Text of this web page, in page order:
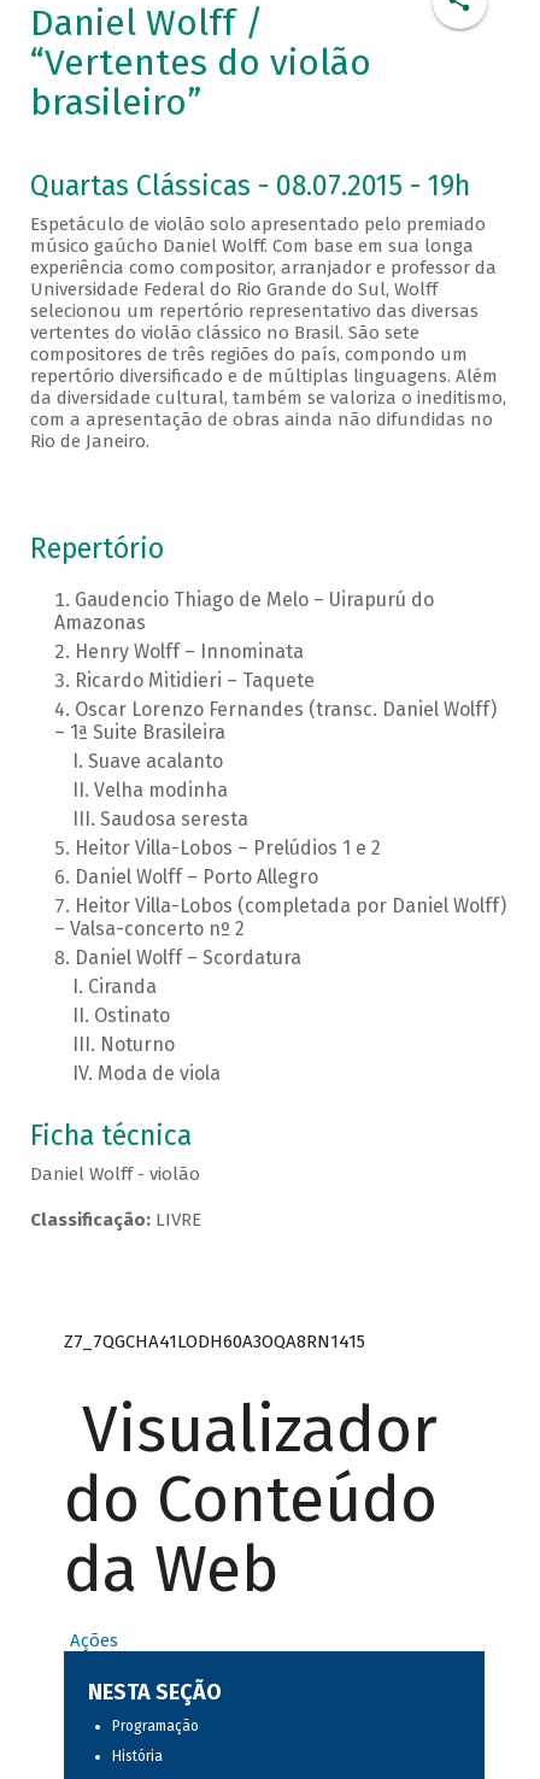
Daniel Wolff /
“Vertentes do violão
brasileiro”
Quartas Clássicas - 08.07.2015 - 19h
Espetáculo de violão solo apresentado pelo premiado
músico gaúcho Daniel Wolff. Com base em sua longa
experiência como compositor, arranjador e professor da
Universidade Federal do Rio Grande do Sul, Wolff
selecionou um repertório representativo das diversas
vertentes do violão clássico no Brasil. São sete
compositores de três regiões do país, compondo um
repertório diversificado e de múltiplas linguagens. Além
da diversidade cultural, também se valoriza o ineditismo,
com a apresentação de obras ainda não difundidas no
Rio de Janeiro.
Repertório
Gaudencio Thiago de Melo – Uirapurú do
Amazonas
Henry Wolff – Innominata
Ricardo Mitidieri – Taquete
Oscar Lorenzo Fernandes (transc. Daniel Wolff)
– 1ª Suite Brasileira
Suave acalanto
Velha modinha
Saudosa seresta
Heitor Villa-Lobos – Prelúdios 1 e 2
Daniel Wolff – Porto Allegro
Heitor Villa-Lobos (completada por Daniel Wolff)
– Valsa-concerto nº 2
Daniel Wolff – Scordatura
Ciranda
Ostinato
Noturno
Moda de viola
Ficha técnica
Daniel Wolff - violão
Classificação:LIVRE
Z7_7QGCHA41LODH60A3OQA8RN1415
Visualizador
do Conteúdo
da Web
Ações
NESTA SEÇÃO
Programação
História